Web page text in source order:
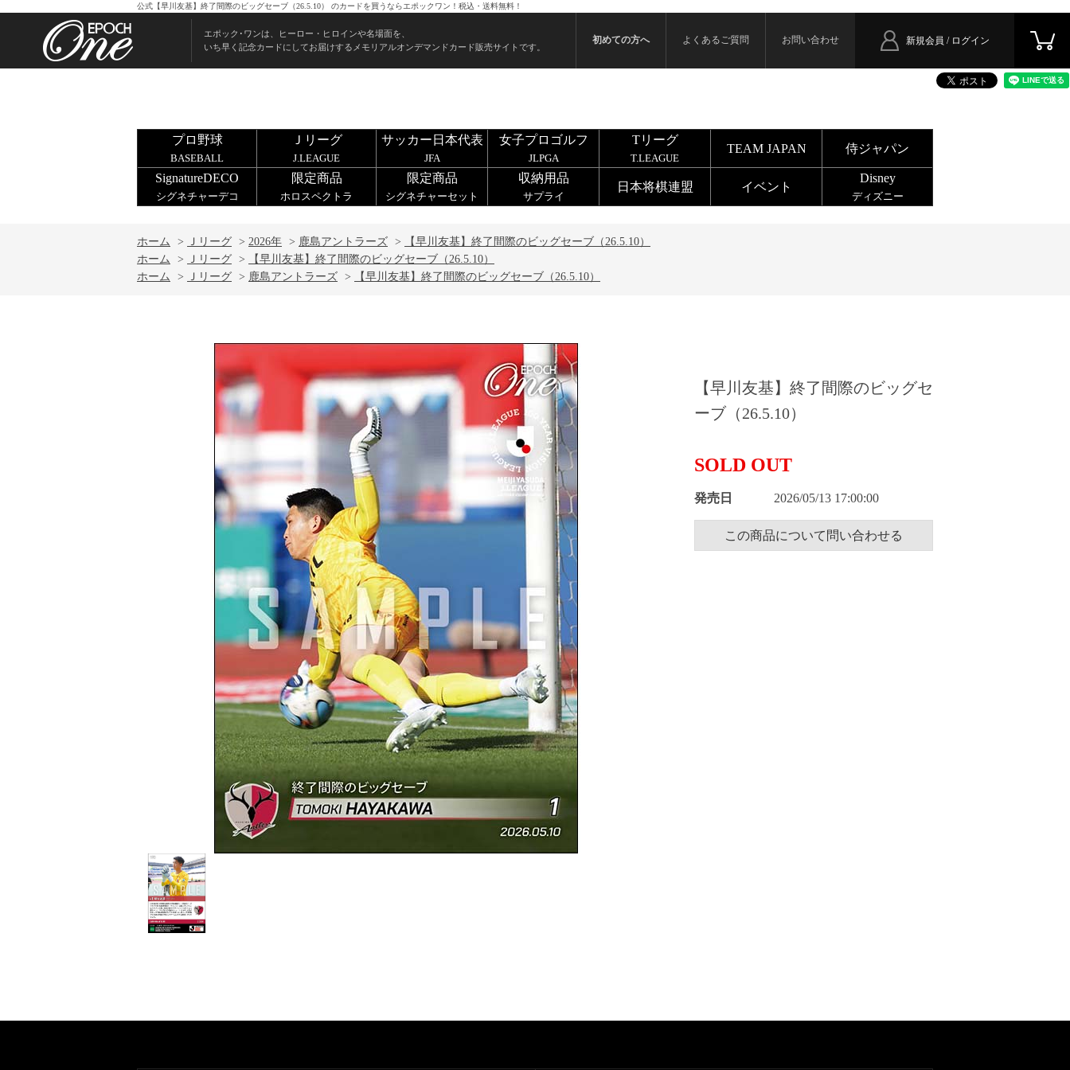
公式【早川友基】終了間際のビッグセーブ（26.5.10） のカードを買うならエポックワン！税込・送料無料！
エポック･ワンは、ヒーロー・ヒロインや名場面を、
いち早く記念カードにしてお届けするメモリアルオンデマンドカード販売サイトです。
新規会員 / ログイン
初めての方へ よくあるご質問 お問い合わせ
プロ野球
BASEBALL
Ｊリーグ
J.LEAGUE
サッカー日本代表
JFA
女子プロゴルフ
JLPGA
Tリーグ
T.LEAGUE
TEAM JAPAN 侍ジャパン
SignatureDECO
シグネチャーデコ
限定商品
ホロスペクトラ
限定商品
シグネチャーセット
収納用品
サプライ
日本将棋連盟 イベント
Disney
ディズニー
ホーム > Ｊリーグ > 2026年 > 鹿島アントラーズ >
【早川友基】終了間際のビッグセーブ（26.5.10）
ホーム
> Ｊリーグ >
【早川友基】終了間際のビッグセーブ（26.5.10）
ホーム
> Ｊリーグ > 鹿島アントラーズ > 【早川友基】終了間際のビッグセーブ（26.5.10）
【早川友基】終了間際のビッグセ
ーブ（26.5.10）
SOLD OUT
発売日 2026/05/13 17:00:00
この商品について問い合わせる